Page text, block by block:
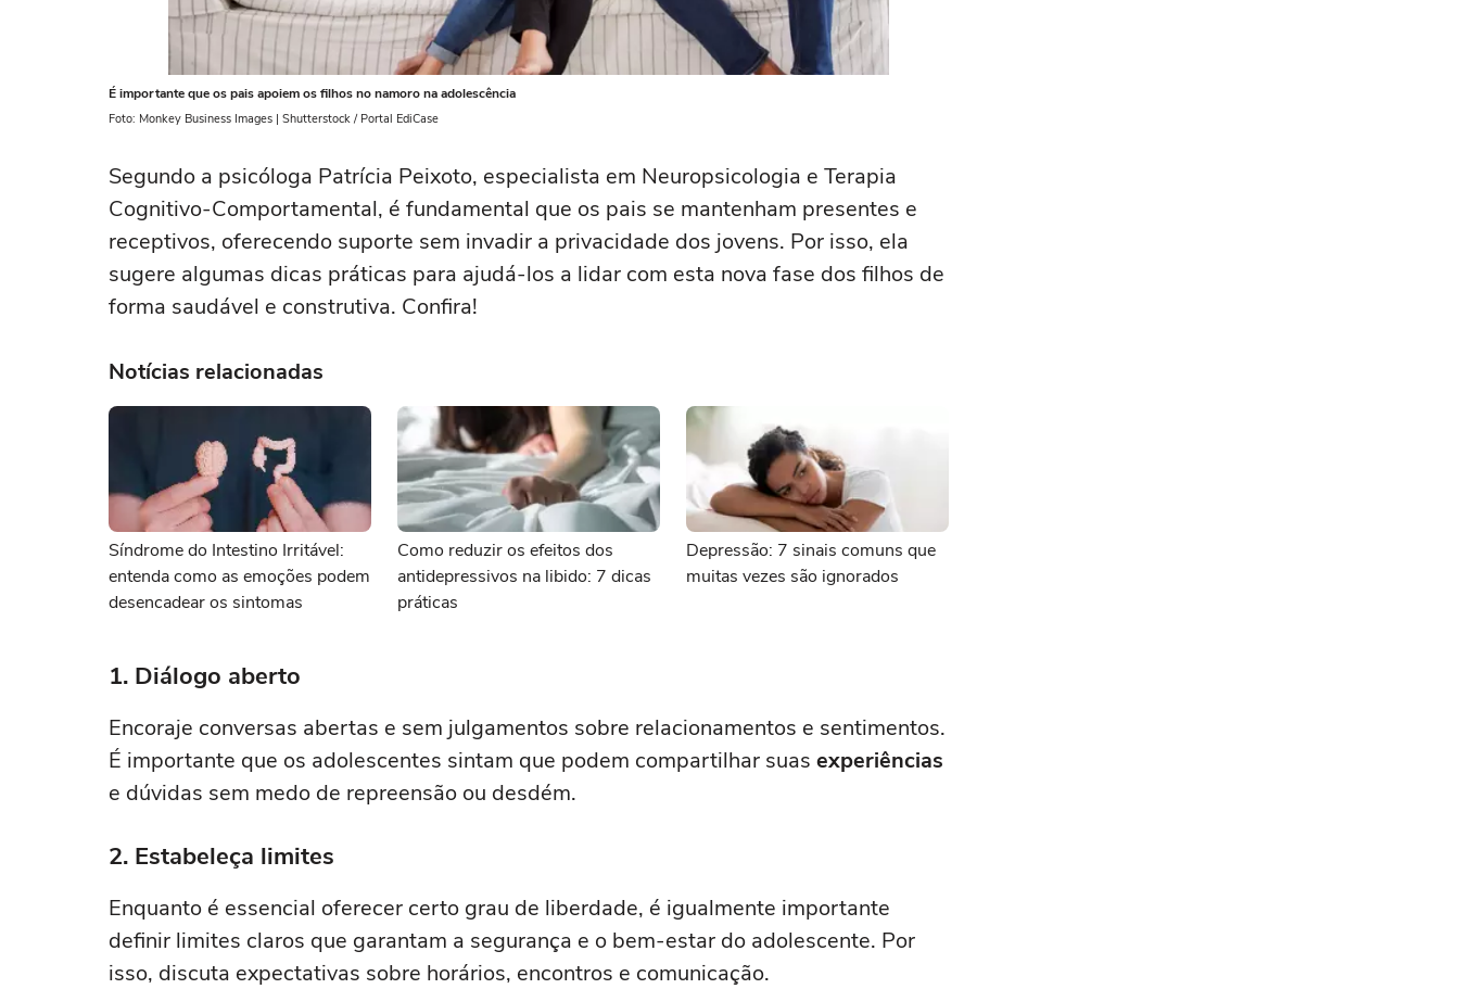
É importante que os pais apoiem os filhos no namoro na adolescência
Foto: Monkey Business Images | Shutterstock / Portal EdiCase
Segundo a psicóloga Patrícia Peixoto, especialista em Neuropsicologia e Terapia
Cognitivo-Comportamental, é fundamental que os pais se mantenham presentes e
receptivos, oferecendo suporte sem invadir a privacidade dos jovens. Por isso, ela
sugere algumas dicas práticas para ajudá-los a lidar com esta nova fase dos filhos de
forma saudável e construtiva. Confira!
Notícias relacionadas
Síndrome do Intestino Irritável:
entenda como as emoções podem
desencadear os sintomas
Como reduzir os efeitos dos
antidepressivos na libido: 7 dicas
práticas
Depressão: 7 sinais comuns que
muitas vezes são ignorados
1. Diálogo aberto
Encoraje conversas abertas e sem julgamentos sobre relacionamentos e sentimentos.
É importante que os adolescentes sintam que podem compartilhar suas experiências
e dúvidas sem medo de repreensão ou desdém.
2. Estabeleça limites
Enquanto é essencial oferecer certo grau de liberdade, é igualmente importante
definir limites claros que garantam a segurança e o bem-estar do adolescente. Por
isso, discuta expectativas sobre horários, encontros e comunicação.